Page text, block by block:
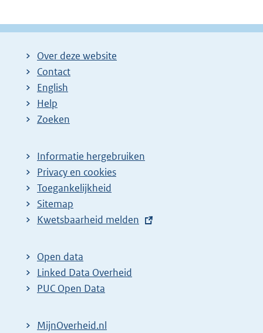
Over deze website
Contact
English
Help
Zoeken
Informatie hergebruiken
Privacy en cookies
Toegankelijkheid
Sitemap
E
t
e
r
l
Kwetsbaarheid melden
Open data
Linked Data Overheid
PUC Open Data
MijnOverheid.nl